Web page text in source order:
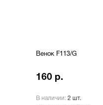
Венок F113/G
160 р.
В наличии: 2 шт.